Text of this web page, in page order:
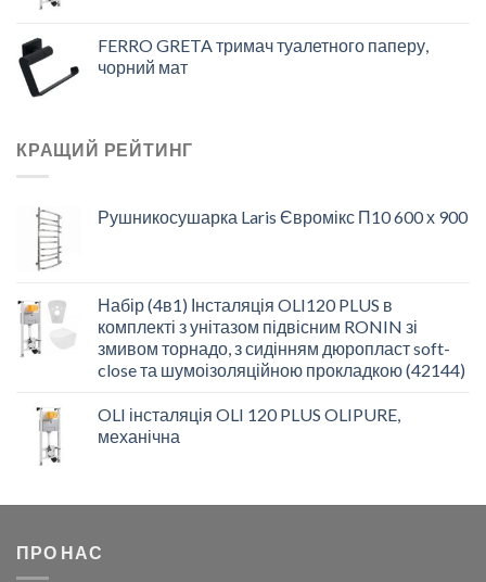
FERRO GRETA тримач туалетного паперу,
чорний мат
КРАЩИЙ РЕЙТИНГ
Рушникосушарка Laris Євромікс П10 600 х 900
Набір (4в1) Інсталяція OLI120 PLUS в
комплекті з унітазом підвісним RONIN зі
змивом торнадо, з сидінням дюропласт soft-
close та шумоізоляційною прокладкою (42144)
OLI інсталяція OLI 120 PLUS OLIPURE,
механічна
ПРО НАС